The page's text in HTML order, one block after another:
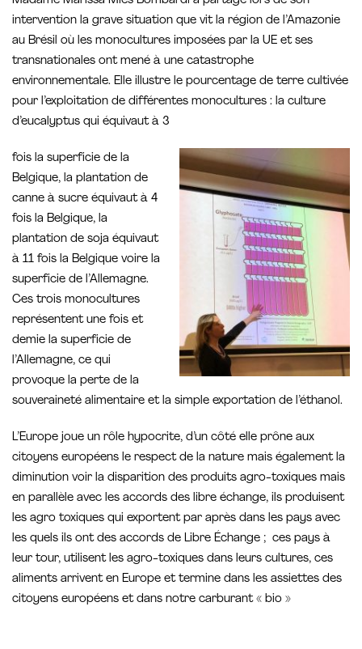
intervention la grave situation que vit la région de l’Amazonie
au Brésil où les monocultures imposées par la UE et ses
transnationales ont mené à une catastrophe
environnementale. Elle illustre le pourcentage de terre cultivée
pour l’exploitation de différentes monocultures : la culture
d’eucalyptus qui équivaut à 3
fois la superficie de la
Belgique, la plantation de
canne à sucre équivaut à 4
fois la Belgique, la
plantation de soja équivaut
à 11 fois la Belgique voire la
superficie de l’Allemagne.
Ces trois monocultures
représentent une fois et
demie la superficie de
l’Allemagne, ce qui
provoque la perte de la
souveraineté alimentaire et la simple exportation de l’éthanol.
L’Europe joue un rôle hypocrite, d’un côté elle prône aux
citoyens européens le respect de la nature mais également la
diminution voir la disparition des produits agro-toxiques mais
en parallèle avec les accords des libre échange, ils produisent
les agro toxiques qui exportent par après dans les pays avec
les quels ils ont des accords de Libre Échange ; ces pays à
leur tour, utilisent les agro-toxiques dans leurs cultures, ces
aliments arrivent en Europe et termine dans les assiettes des
citoyens européens et dans notre carburant « bio »